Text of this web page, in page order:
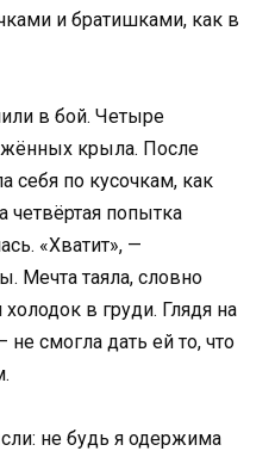
и братишками, как в
в бой. Четыре
крыла. После
себя по кусочкам, как
четвёртая попытка
«Хватит», —
Мечта таяла, словно
в груди. Глядя на
смогла дать ей то, что
не будь я одержима